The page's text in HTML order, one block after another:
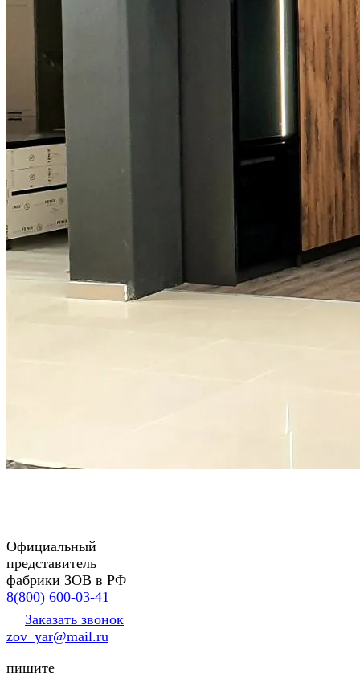
Официальный
представитель
фабрики ЗОВ в РФ
8(800) 600-03-41
Заказать звонок
zov_yar@mail.ru
пишите